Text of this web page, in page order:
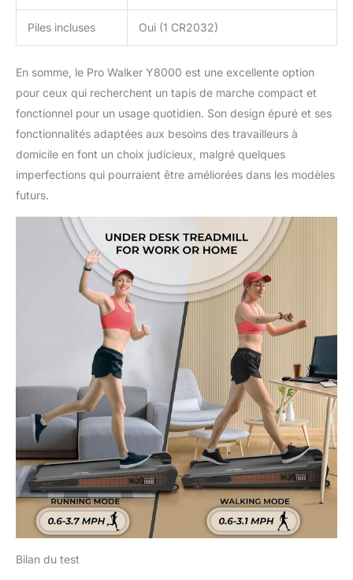
Piles incluses Oui (1 CR2032)
En somme, le Pro Walker Y8000 est une excellente option
pour ceux qui recherchent un tapis de marche compact et
fonctionnel pour un usage quotidien. Son design épuré et ses
fonctionnalités adaptées aux besoins des travailleurs à
domicile en font un choix judicieux, malgré quelques
imperfections qui pourraient être améliorées dans les modèles
futurs.
Bilan du test